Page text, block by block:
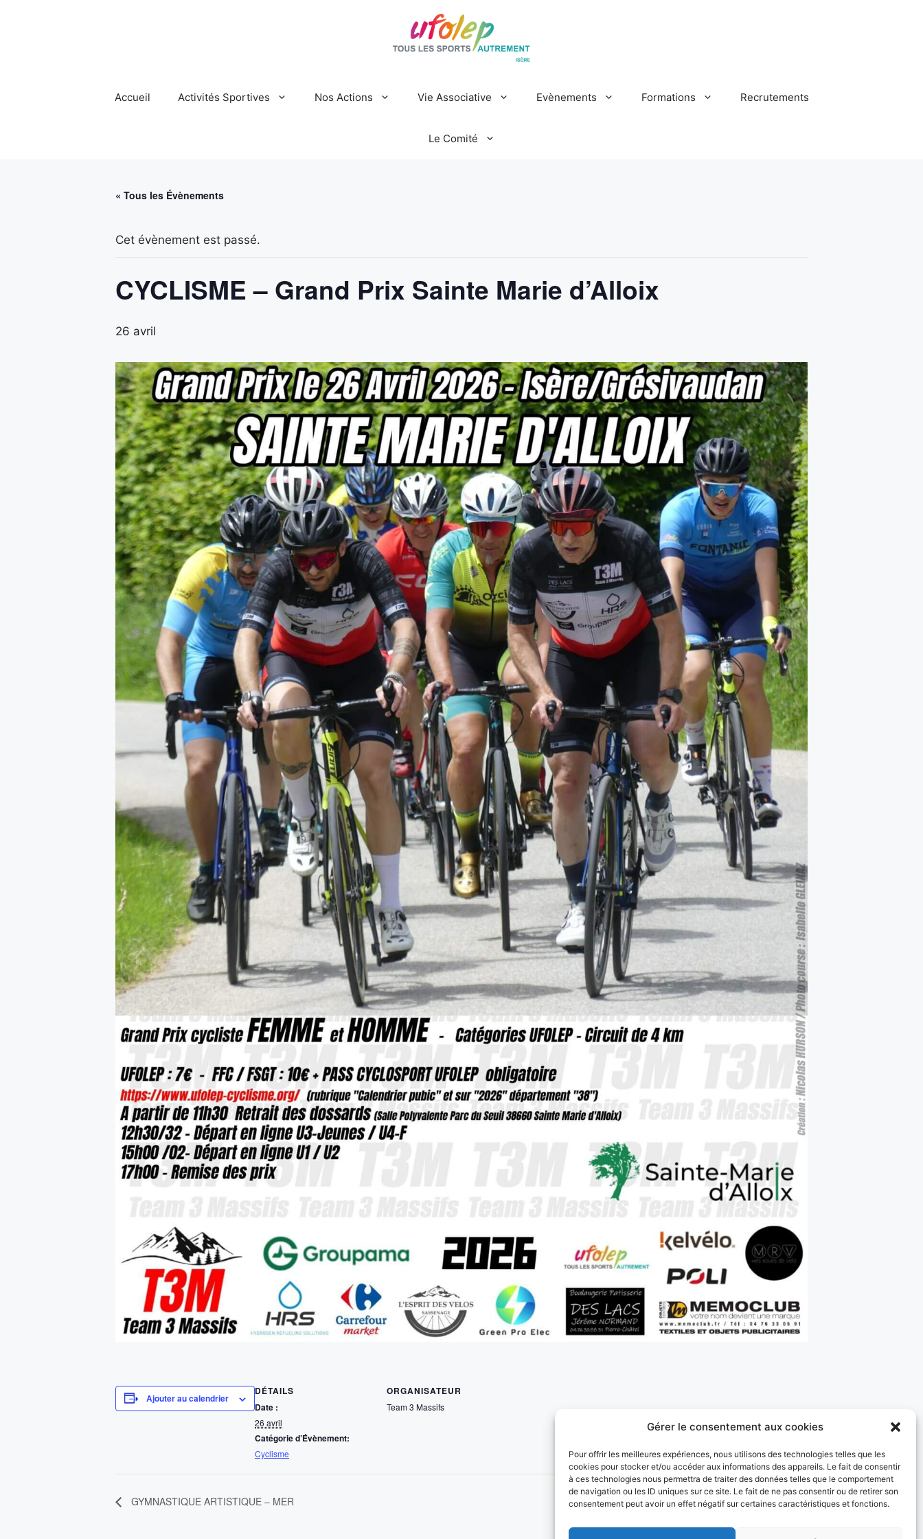
Gérer le consentement aux cookies
Pour offrir les meilleures expériences, nous utilisons des technologies telles que les
cookies pour stocker et/ou accéder aux informations des appareils. Le fait de consentir
à ces technologies nous permettra de traiter des données telles que le comportement
de navigation ou les ID uniques sur ce site. Le fait de ne pas consentir ou de retirer son
consentement peut avoir un effet négatif sur certaines caractéristiques et fonctions.
Accueil Activités Sportives Nos Actions Vie Associative Evènements Formations Recrutements
Le Comité
« Tous les Évènements
Cet évènement est passé.
CYCLISME – Grand Prix Sainte Marie d’Alloix
26 avril
Ajouter au calendrier
DÉTAILS
Date :
26 avril
Catégorie d’Évènement:
Cyclisme
ORGANISATEUR
Team 3 Massifs
GYMNASTIQUE ARTISTIQUE – MER CYCLISME – Grand Prix de Cras